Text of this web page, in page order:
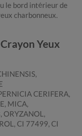
le bord intérieur de
charbonneux.
Yeux
CERIFERA,
MICA,
ORYZANOL,
CI 77499, CI